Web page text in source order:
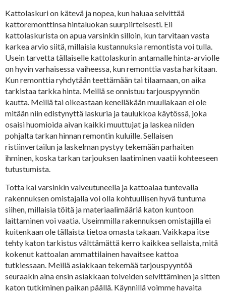
Kattolaskuri on kätevä ja nopea, kun haluaa selvittää
kattoremonttinsa hintaluokan suurpiirteisesti. Eli
kattolaskurista on apua varsinkin silloin, kun tarvitaan vasta
karkea arvio siitä, millaisia kustannuksia remontista voi tulla.
Usein tarvetta tällaiselle kattolaskurin antamalle hinta-arviolle
on hyvin varhaisessa vaiheessa, kun remonttia vasta harkitaan.
Kun remonttia ryhdytään teettämään tai tilaamaan, on aika
tarkistaa tarkka hinta. Meillä se onnistuu tarjouspyynnön
kautta. Meillä tai oikeastaan kenelläkään muullakaan ei ole
mitään niin edistynyttä laskuria ja taulukkoa käytössä, joka
osaisi huomioida aivan kaikki muuttujat ja laskea niiden
pohjalta tarkan hinnan remontin kuluille. Sellaisen
ristiinvertailun ja laskelman pystyy tekemään parhaiten
ihminen, koska tarkan tarjouksen laatiminen vaatii kohteeseen
tutustumista.
Totta kai varsinkin valveutuneella ja kattoalaa tuntevalla
rakennuksen omistajalla voi olla kohtuullisen hyvä tuntuma
siihen, millaisia töitä ja materiaalimääriä katon kuntoon
laittaminen voi vaatia. Useimmilla rakennuksen omistajilla ei
kuitenkaan ole tällaista tietoa omasta takaan. Vaikkapa itse
tehty katon tarkistus välttämättä kerro kaikkea sellaista, mitä
kokenut kattoalan ammattilainen havaitsee kattoa
tutkiessaan. Meillä asiakkaan tekemää tarjouspyyntöä
seuraakin aina ensin asiakkaan toiveiden selvittäminen ja sitten
katon tutkiminen paikan päällä. Käynnillä voimme havaita